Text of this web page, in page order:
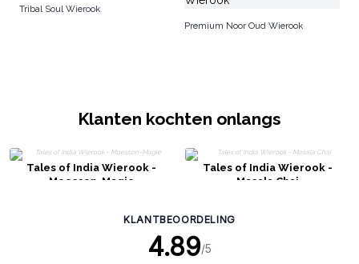
Tribal Soul Wierook
Premium Noor Oud Wierook
Klanten kochten onlangs
Tales of India Wierook -
Moesson-Magie
Tales of India Wierook -
Masala Chai
KLANTBEOORDELING
4.89/5